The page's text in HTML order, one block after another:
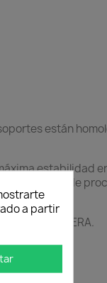
están
estabilidad
antes de
de BALCONERA.
a partir